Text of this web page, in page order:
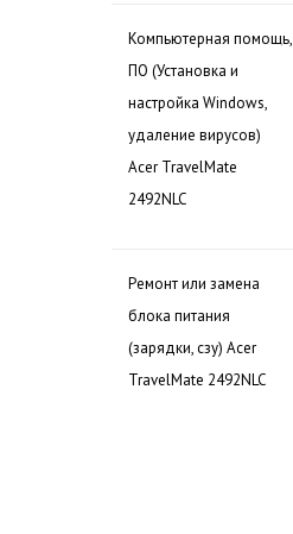
Компьютерная помощь,
ПО (Установка и
настройка Windows,
удаление вирусов)
Acer TravelMate
2492NLC
Ремонт или замена
блока питания
(зарядки, сзу) Acer
TravelMate 2492NLC